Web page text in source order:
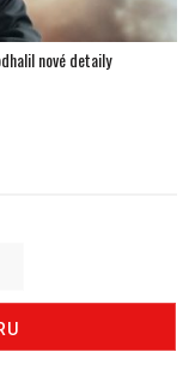
nové detaily